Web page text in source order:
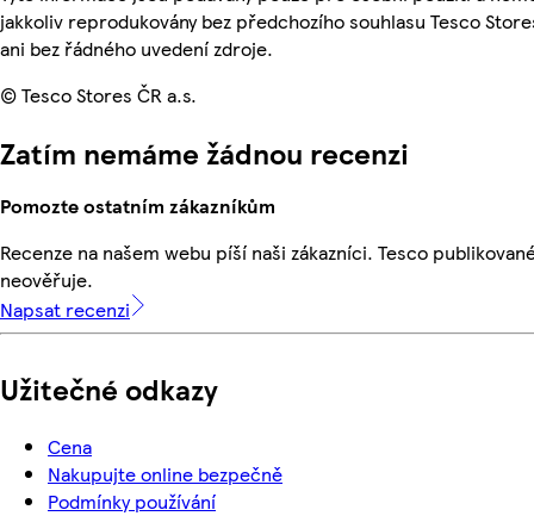
jakkoliv reprodukovány bez předchozího souhlasu Tesco
ani bez řádného uvedení zdroje.
© Tesco Stores ČR a.s.
Zatím nemáme žádnou recenzi
Pomozte ostatním zákazníkům
Recenze na našem webu píší naši zákazníci. Tesco
neověřuje.
Napsat recenzi
Užitečné odkazy
Cena
Nakupujte online bezpečně
Podmínky používání